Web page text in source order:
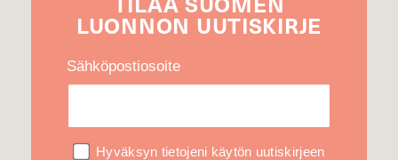
LUONNON UUTIS­KIRJE
Sähköpostiosoite
Hyväksyn tietojeni käytön uutiskirjeen